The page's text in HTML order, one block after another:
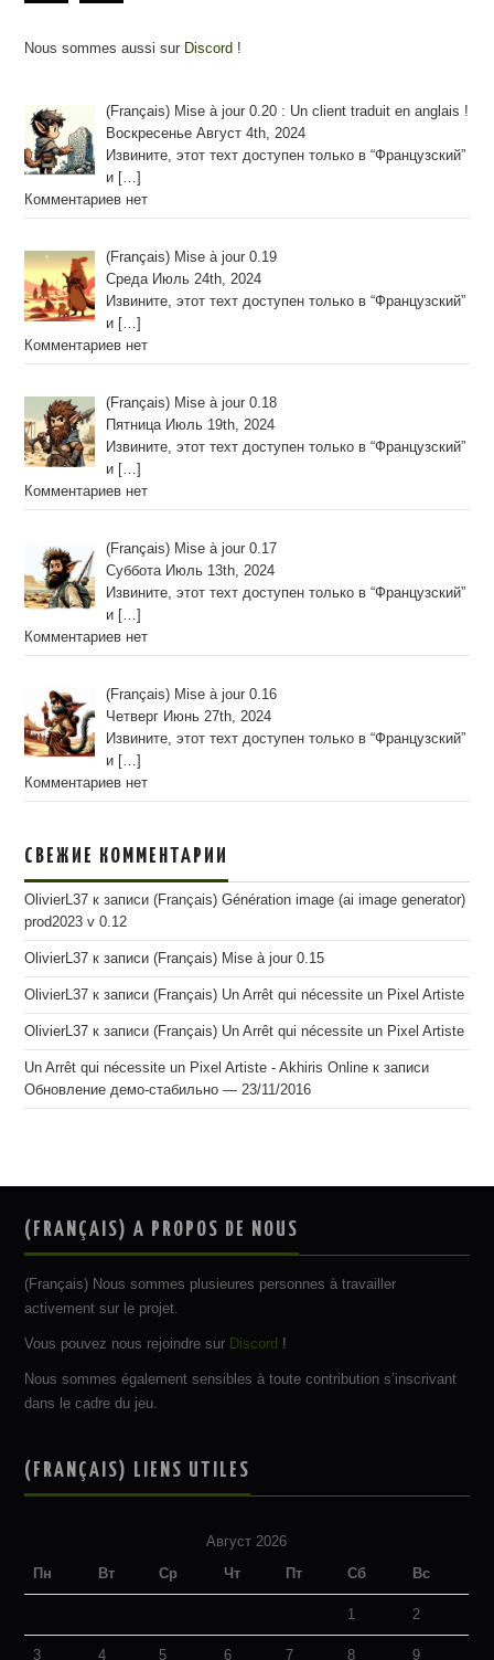
Nous sommes aussi sur Discord !
(Français) Mise à jour 0.20 : Un client traduit en anglais !
Воскресенье Август 4th, 2024
Извините, этот техт доступен только в “Французский”
и
[…]
Комментариев нет
(Français) Mise à jour 0.19
Среда Июль 24th, 2024
Извините, этот техт доступен только в “Французский”
и […]
Комментариев нет
(Français) Mise à jour 0.18
Пятница Июль 19th, 2024
Извините, этот техт доступен только в “Французский”
и […]
Комментариев нет
(Français) Mise à jour 0.17
Суббота Июль 13th, 2024
Извините, этот техт доступен только в “Французский”
и […]
Комментариев нет
(Français) Mise à jour 0.16
Четверг Июнь 27th, 2024
Извините, этот техт доступен только в “Французский”
и […]
Комментариев нет
СВЕЖИЕ КОММЕНТАРИИ
OlivierL37 к записи(Français) Génération image (ai image generator)
prod2023 v 0.12
OlivierL37 к записи(Français) Mise à jour 0.15
OlivierL37 к записи(Français) Un Arrêt qui nécessite un Pixel Artiste
OlivierL37 к записи(Français) Un Arrêt qui nécessite un Pixel Artiste
Un Arrêt qui nécessite un Pixel Artiste - Akhiris Online к записи
Обновление демо-стабильно — 23/11/2016
(FRANÇAIS) A PROPOS DE NOUS
(Français) Nous sommes plusieures personnes à travailler
activement sur le projet.
Vous pouvez nous rejoindre sur Discord !
Nous sommes également sensibles à toute contribution s’inscrivant
dans le cadre du jeu.
(FRANÇAIS) LIENS UTILES
Август 2026
Пн Вт Ср Чт Пт Сб Вс
1 2
3 4 5 6 7 8 9